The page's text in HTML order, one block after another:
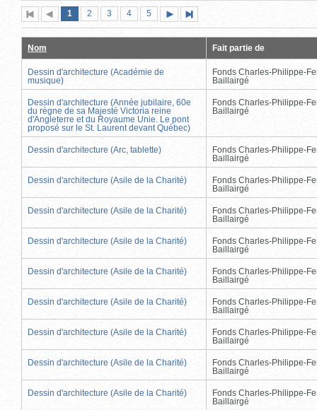
Première
page
Page
précédente
Page
1 (page
actuelle)
Page
2 Page
3 Page
4 Page
5
suivante
page
Nom Fait partie de
Dessin d'architecture (Académie de
musique)
Fonds Charles-Philippe-
Baillairgé
Dessin d'architecture (Année jubilaire, 60e
du règne de sa Majesté Victoria reine
d'Angleterre et du Royaume Unie. Le pont
proposé sur le St. Laurent devant Québec)
Fonds Charles-Philippe-
Baillairgé
Dessin d'architecture (Arc, tablette)
Fonds Charles-Philippe-
Baillairgé
Dessin d'architecture (Asile de la Charité)
Fonds Charles-Philippe-
Baillairgé
Dessin d'architecture (Asile de la Charité)
Fonds Charles-Philippe-
Baillairgé
Dessin d'architecture (Asile de la Charité)
Fonds Charles-Philippe-
Baillairgé
Dessin d'architecture (Asile de la Charité)
Fonds Charles-Philippe-
Baillairgé
Dessin d'architecture (Asile de la Charité)
Fonds Charles-Philippe-
Baillairgé
Dessin d'architecture (Asile de la Charité)
Fonds Charles-Philippe-
Baillairgé
Dessin d'architecture (Asile de la Charité)
Fonds Charles-Philippe-
Baillairgé
Dessin d'architecture (Asile de la Charité)
Fonds Charles-Philippe-
Baillairgé